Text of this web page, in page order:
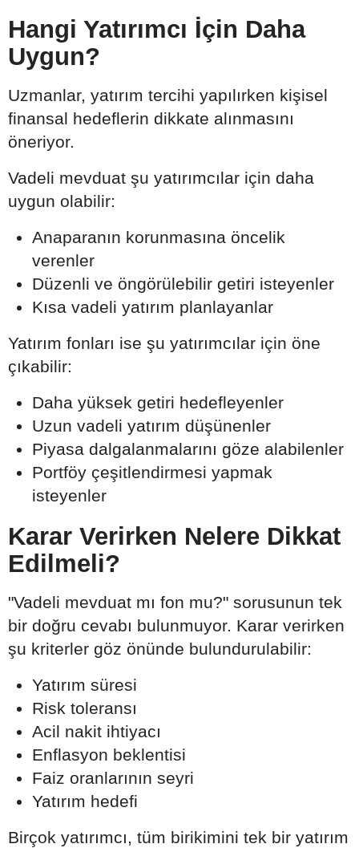
Hangi Yatırımcı İçin Daha
Uygun?
Uzmanlar, yatırım tercihi yapılırken kişisel
finansal hedeflerin dikkate alınmasını
öneriyor.
Vadeli mevduat şu yatırımcılar için daha
uygun olabilir:
Anaparanın korunmasına öncelik
verenler
Düzenli ve öngörülebilir getiri isteyenler
Kısa vadeli yatırım planlayanlar
Yatırım fonları ise şu yatırımcılar için öne
çıkabilir:
Daha yüksek getiri hedefleyenler
Uzun vadeli yatırım düşünenler
Piyasa dalgalanmalarını göze alabilenler
Portföy çeşitlendirmesi yapmak
isteyenler
Karar Verirken Nelere Dikkat
Edilmeli?
"Vadeli mevduat mı fon mu?" sorusunun tek
bir doğru cevabı bulunmuyor. Karar verirken
şu kriterler göz önünde bulundurulabilir:
Yatırım süresi
Risk toleransı
Acil nakit ihtiyacı
Enflasyon beklentisi
Faiz oranlarının seyri
Yatırım hedefi
Birçok yatırımcı, tüm birikimini tek bir yatırım